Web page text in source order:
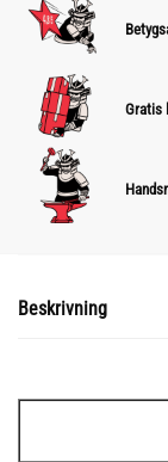
Gratis
Beskrivning